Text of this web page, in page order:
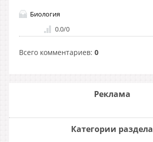
Биология
0.0/0
Всего комментариев: 0
Реклама
Категории раздела